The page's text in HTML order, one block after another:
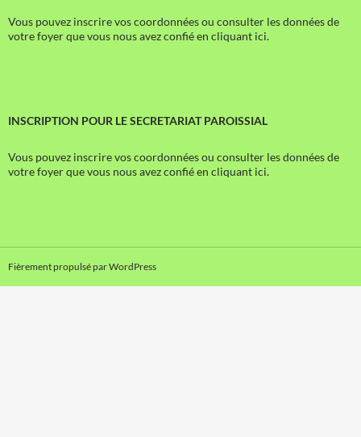
Vous pouvez inscrire vos coordonnées ou consulter les données de
votre foyer que vous nous avez confié en cliquant ici.
INSCRIPTION POUR LE SECRETARIAT PAROISSIAL
Vous pouvez inscrire vos coordonnées ou consulter les données de
votre foyer que vous nous avez confié en cliquant ici.
Fièrement propulsé par WordPress